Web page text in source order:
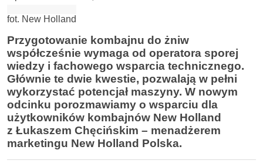
fot. New Holland
Przygotowanie kombajnu do żniw
współcześnie wymaga od operatora sporej
wiedzy i fachowego wsparcia technicznego.
Głównie te dwie kwestie, pozwalają w pełni
wykorzystać potencjał maszyny. W nowym
odcinku porozmawiamy o wsparciu dla
użytkowników kombajnów New Holland
z Łukaszem Chęcińskim – menadżerem
marketingu New Holland Polska.